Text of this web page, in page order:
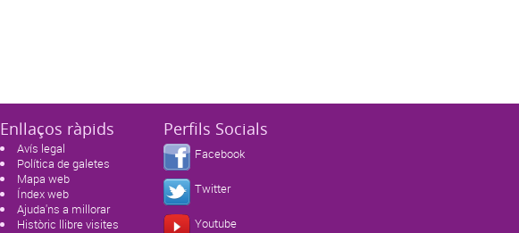
Enllaços ràpids
Avís legal
Política de galetes
Mapa web
Índex web
Ajuda'ns a millorar
Històric llibre visites
Perfils Socials
Facebook
Twitter
Youtube